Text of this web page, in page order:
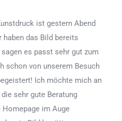
ist gestern Abend
haben das Bild bereits
es passt sehr gut zum
schon von unserem Besuch
Ich möchte mich an
sehr gute Beratung
Homepage im Auge